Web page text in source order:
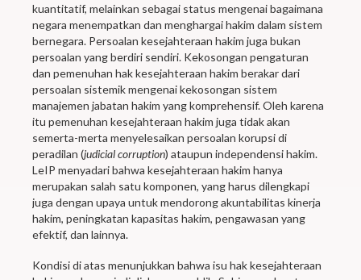
kuantitatif, melainkan sebagai status mengenai bagaimana
negara menempatkan dan menghargai hakim dalam sistem
bernegara. Persoalan kesejahteraan hakim juga bukan
persoalan yang berdiri sendiri. Kekosongan pengaturan
dan pemenuhan hak kesejahteraan hakim berakar dari
persoalan sistemik mengenai kekosongan sistem
manajemen jabatan hakim yang komprehensif. Oleh karena
itu pemenuhan kesejahteraan hakim juga tidak akan
semerta-merta menyelesaikan persoalan korupsi di
peradilan (judicial corruption) ataupun independensi hakim.
LeIP menyadari bahwa kesejahteraan hakim hanya
merupakan salah satu komponen, yang harus dilengkapi
juga dengan upaya untuk mendorong akuntabilitas kinerja
hakim, peningkatan kapasitas hakim, pengawasan yang
efektif, dan lainnya.
Kondisi di atas menunjukkan bahwa isu hak kesejahteraan